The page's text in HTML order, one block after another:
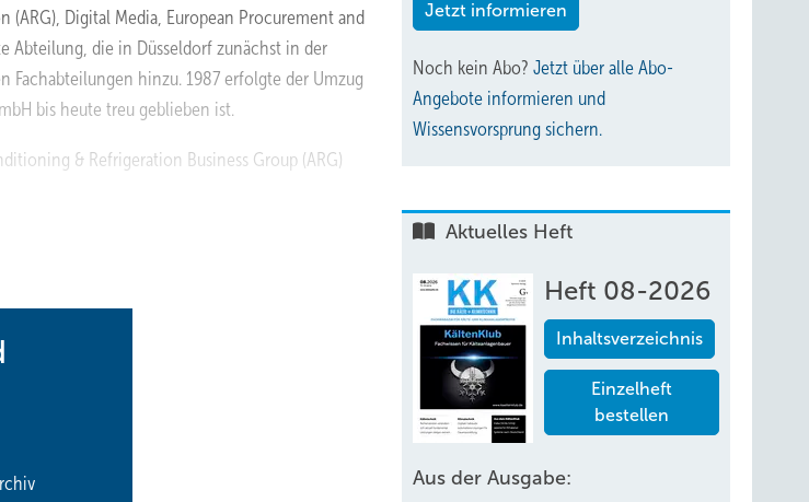
Digital Media, European Procurement and
Abteilung, die in Düsseldorf zunächst in der
Fachabteilungen hinzu. 1987 erfolgte der Umzug
bis heute treu geblieben ist.
& Refrigeration Business Group (ARG)
Jetzt informieren
Noch kein Abo? Jetzt über alle Abo-
Angebote informieren und
Wissensvorsprung sichern.
Aktuelles Heft
Heft 08-2026
Inhaltsverzeichnis
Einzelheft
bestellen
Aus der Ausgabe: